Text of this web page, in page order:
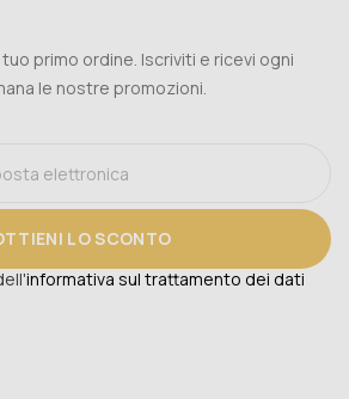
primo ordine. Iscriviti e ricevi ogni
le nostre promozioni.
LO SCONTO
informativa sul trattamento dei dati